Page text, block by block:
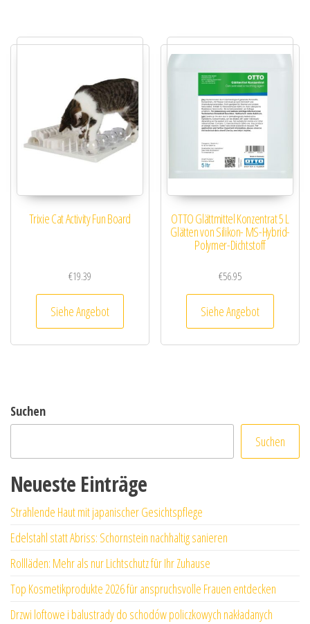
Trixie Cat Activity Fun Board
€19.39
Siehe Angebot
OTTO Glättmittel Konzentrat 5 L
Glätten von Silikon- MS-Hybrid-
Polymer-Dichtstoff
€56.95
Siehe Angebot
Suchen
Suchen
Neueste Einträge
Strahlende Haut mit japanischer Gesichtspflege
Edelstahl statt Abriss: Schornstein nachhaltig sanieren
Rollläden: Mehr als nur Lichtschutz für Ihr Zuhause
Top Kosmetikprodukte 2026 für anspruchsvolle Frauen entdecken
Drzwi loftowe i balustrady do schodów policzkowych nakładanych